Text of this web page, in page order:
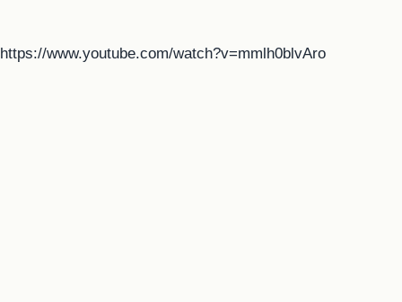
https://www.youtube.com/watch?v=mmlh0blvAro